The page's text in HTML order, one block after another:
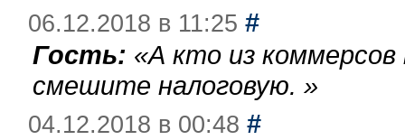
06.12.2018 в 11:25 #
Гость: «А кто из
смешите налоговую. »
04.12.2018 в 00:48 #